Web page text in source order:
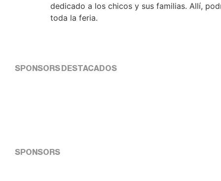
dedicado a los chicos y sus familias. Allí,
toda la feria.
SPONSORS DESTACADOS
SPONSORS